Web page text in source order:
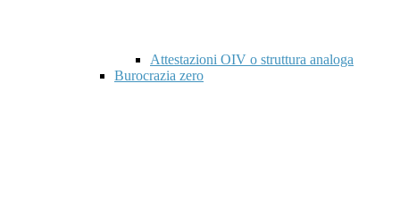
Attestazioni OIV o struttura analoga
Burocrazia zero